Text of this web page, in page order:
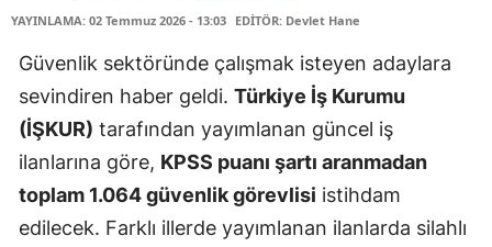
YAYINLAMA: 02 Temmuz 2026 - 13:03 EDİTÖR: Devlet Hane
Güvenlik sektöründe çalışmak isteyen adaylara
sevindiren haber geldi. Türkiye İş Kurumu
(İŞKUR) tarafından yayımlanan güncel iş
ilanlarına göre, KPSS puanı şartı aranmadan
toplam 1.064 güvenlik görevlisi istihdam
edilecek. Farklı illerde yayımlanan ilanlarda silahlı